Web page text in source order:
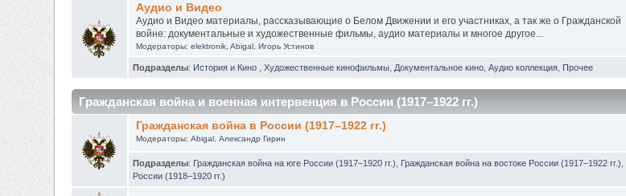
Аудио и Видео
Аудио и Видео материалы, рассказывающие о Белом Движении и его участниках, а так же о Гражданской
войне: документальные и художественные фильмы, аудио материалы и многое другое...
Модераторы: elektronik, Abigal, Игорь Устинов
Подразделы: История и Кино ,Художественные кинофильмы Документальное кино ,Аудио коллекция Прочее
Гражданская война и военная интервенция в России (1917–1922 гг.)
Гражданская война в России (1917–1922 гг.)
Модераторы: Abigal, Александр Гирин
Подразделы: Гражданская война на юге России (1917–1920 гг.) Гражданская война на востоке России (1917–1922 гг.)
России (1918–1920 гг.)